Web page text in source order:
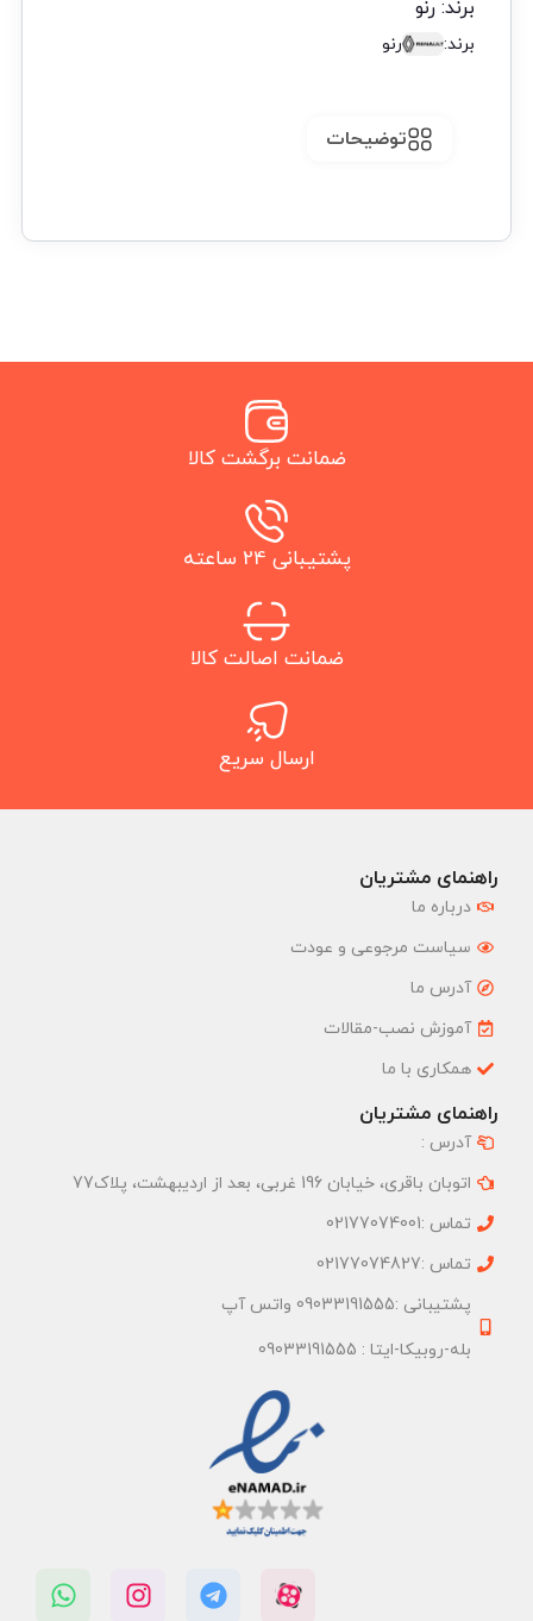
برند: رنو
برند: رنو
توضیحات
ضمانت برگشت کالا
پشتیبانی 24 ساعته
ضمانت اصالت کالا
ارسال سریع
راهنمای مشتریان
درباره ما
سیاست مرجوعی و عودت
آدرس ما
آموزش نصب-مقالات
همکاری با ما
راهنمای مشتریان
آدرس :
اتوبان باقری، خیابان 196 غربی، بعد از اردیبهشت، پلاک77
تماس :02177074001
تماس :02177074827
پشتیبانی :09033191555 واتس آپ
بله-روبیکا-ایتا : 09033191555